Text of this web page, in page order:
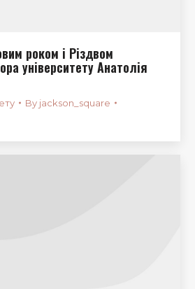
роком і Різдвом
університету Анатолія
By jackson_square